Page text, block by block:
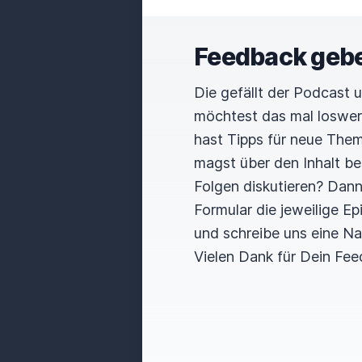
Fernseh sind, beim
angucken kann.
es mir sehr angetan hat.
asiatischen Hersteller
Deckenlampe in einem
ich ist ein wahnsinnig
Das ist für mein Setup, so
Ultra. Hast du das Produkt
Patrick (05:42.711) Mmh.
Patrick (06:01.623) Ja,
flache kleine Beamer, über
Feedback
Die gefällt der Podcast
möchtest das mal
hast Tipps für neue
magst über den Inhalt
Folgen diskutieren?
Formular die jeweilige
und schreibe uns eine
Vielen Dank für Dein